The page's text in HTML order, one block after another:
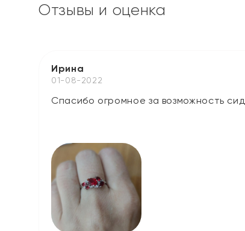
Отзывы и оценка
Ирина
01-08-2022
Спасибо огромное за возможность